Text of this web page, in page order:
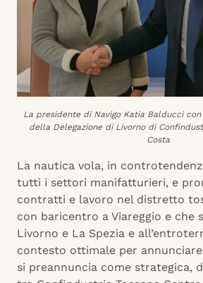
La presidente di Navigo Katia Balducci
della Delegazione di Livorno di
Costa
La nautica vola, in
tutti i settori manifatturieri, e
contratti e lavoro nel distretto
con baricentro a Viareggio e che
Livorno e La Spezia e
contesto ottimale per
si preannuncia come strategica,